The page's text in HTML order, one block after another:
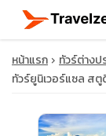
หน้าแรก ทัวร์ต่างป
ทัวร์ยูนิเวอร์แซล สตู